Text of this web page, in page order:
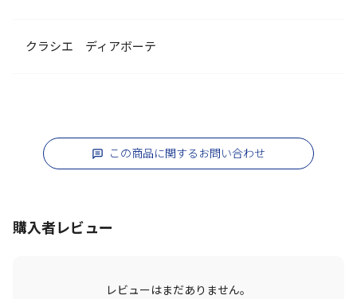
クラシエ ディアボーテ
この商品に関するお問い合わせ
購入者レビュー
レビューはまだありません。